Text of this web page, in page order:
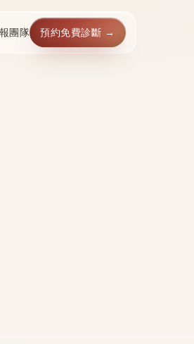
團隊 預約免費診斷 →